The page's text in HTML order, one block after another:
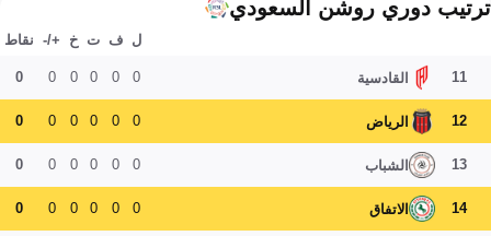
ترتيب دوري روشن السعودي
ل ف ت خ +/- نقاط
11 القادسية 0
0
0
0
0
0
12 الرياض 0
0
0
0
0
0
13 الشباب 0
0
0
0
0
0
14 الاتفاق 0
0
0
0
0
0